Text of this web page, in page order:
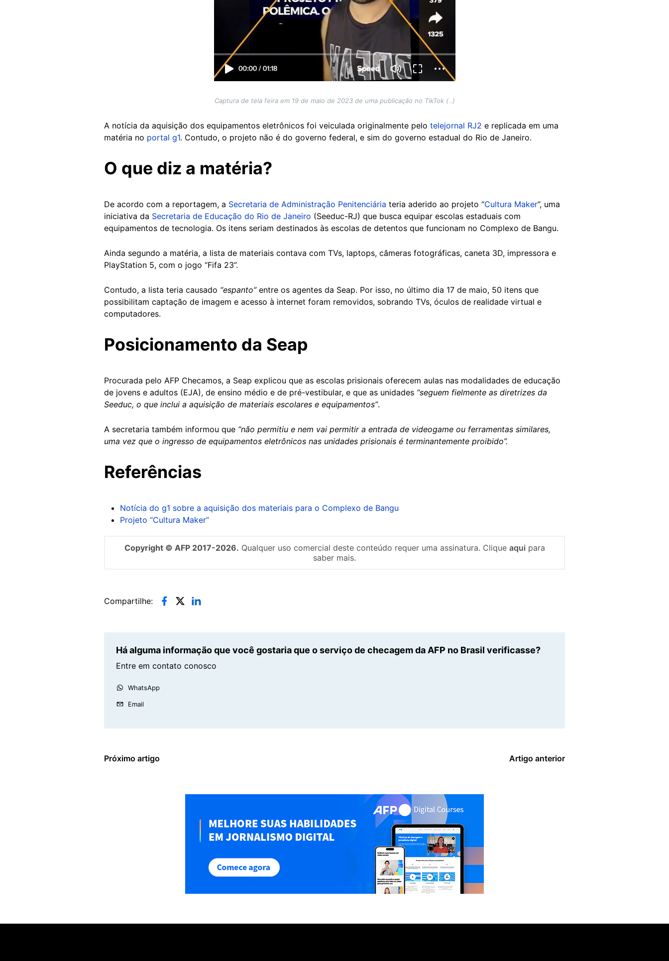
Captura de tela feira em 19 de maio de 2023 de uma publicação no TikTok ( .)
A notícia da aquisição dos equipamentos eletrônicos foi veiculada originalmente pelo telejornal RJ2 e replicada em uma
matéria no portal g1. Contudo, o projeto não é do governo federal, e sim do governo estadual do Rio de Janeiro.
O que diz a matéria?
De acordo com a reportagem, a Secretaria de Administração Penitenciária teria aderido ao projeto “Cultura Maker”, uma
iniciativa da Secretaria de Educação do Rio de Janeiro (Seeduc-RJ) que busca equipar escolas estaduais com
equipamentos de tecnologia. Os itens seriam destinados às escolas de detentos que funcionam no Complexo de Bangu.
Ainda segundo a matéria, a lista de materiais contava com TVs, laptops, câmeras fotográficas, caneta 3D, impressora e
PlayStation 5, com o jogo “Fifa 23”.
Contudo, a lista teria causado “espanto” entre os agentes da Seap. Por isso, no último dia 17 de maio, 50 itens que
possibilitam captação de imagem e acesso à internet foram removidos, sobrando TVs, óculos de realidade virtual e
computadores.
Posicionamento da Seap
Procurada pelo AFP Checamos, a Seap explicou que as escolas prisionais oferecem aulas nas modalidades de educação
de jovens e adultos (EJA), de ensino médio e de pré-vestibular, e que as unidades “seguem fielmente as diretrizes da
Seeduc, o que inclui a aquisição de materiais escolares e equipamentos”.
A secretaria também informou que “não permitiu e nem vai permitir a entrada de videogame ou ferramentas similares,
uma vez que o ingresso de equipamentos eletrônicos nas unidades prisionais é terminantemente proibido”.
Referências
Notícia do g1 sobre a aquisição dos materiais para o Complexo de Bangu
Projeto “Cultura Maker”
Copyright © AFP 2017-2026. Qualquer uso comercial deste conteúdo requer uma assinatura. Clique aqui para
saber mais.
Compartilhe:
Há alguma informação que você gostaria que o serviço de checagem da AFP no Brasil verificasse?
Entre em contato conosco
WhatsApp
Email
Próximo artigo Artigo anterior